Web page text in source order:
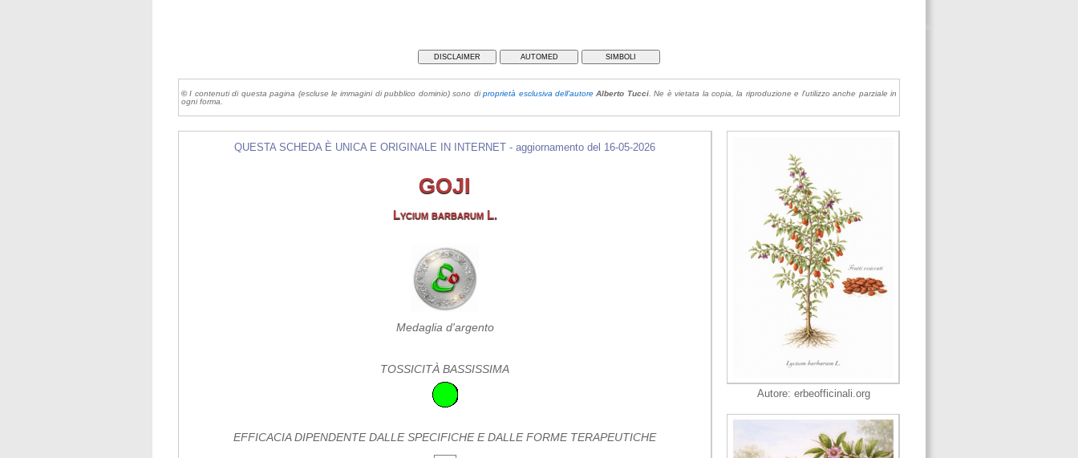
DISCLAIMER AUTOMED SIMBOLI
© I contenuti di questa pagina (escluse le immagini di pubblico dominio) sono diproprietà esclusiva dell'autore Alberto Tucci. Ne è vietata la copia, la riproduzione e l'utilizzo anche parziale in
ogni forma.
QUESTA SCHEDA È UNICA E ORIGINALE IN INTERNET - aggiornamento del 16-05-2026
GOJI
Lycium barbarum L.
Medaglia d'argento
TOSSICITÀ BASSISSIMA
EFFICACIA DIPENDENTE DALLE SPECIFICHE E DALLE FORME TERAPEUTICHE
Autore: erbeofficinali.org